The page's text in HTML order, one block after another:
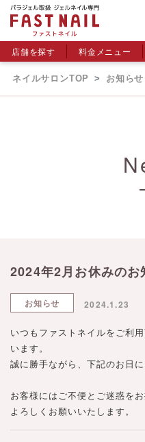
店舗を探す 料金メニュー
ネイルサロンTOP お知らせ
2024年2月お休みのお
お知らせ 2024.1.23
いつもファストネイルをご利
います。
誠に勝手ながら、下記のお日
お客様にはご不便とご迷惑を
よろしくお願いいたします。